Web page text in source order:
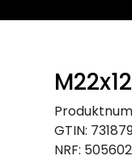
GTIN:
NRF: